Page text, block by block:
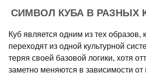
СИМВОЛ КУБА В РАЗНЫХ
Куб является одним из тех образов,
переходят из одной культурной
теряя своей базовой логики, хотя
заметно меняются в зависимости